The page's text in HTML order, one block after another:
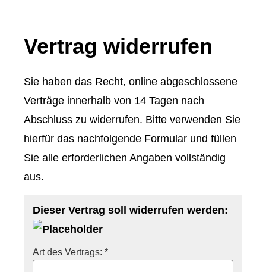
Vertrag widerrufen
Sie haben das Recht, online abgeschlossene
Verträge innerhalb von 14 Tagen nach
Abschluss zu widerrufen. Bitte verwenden Sie
hierfür das nachfolgende Formular und füllen
Sie alle erforderlichen Angaben vollständig
aus.
Dieser Vertrag soll widerrufen werden:
Art des Vertrags: *